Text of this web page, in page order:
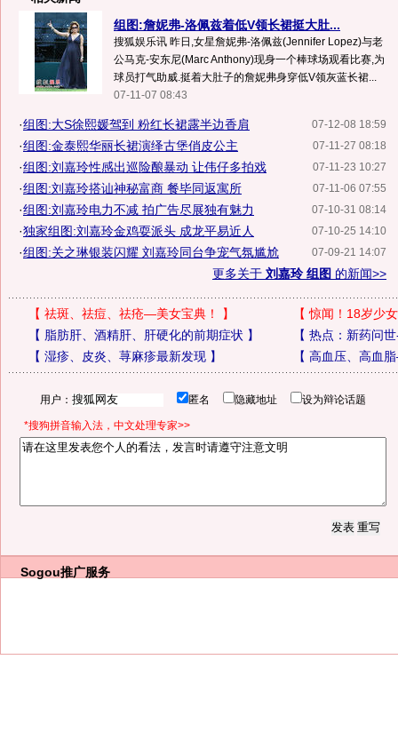
组图:詹妮弗-洛佩兹着低V领长裙挺大肚...
搜狐娱乐讯 昨日,女星詹妮弗-洛佩兹(Jennifer Lopez)与老
公马克-安东尼(Marc Anthony)现身一个棒球场观看比赛,为
球员打气助威.挺着大肚子的詹妮弗身穿低V领灰蓝长裙...
07-11-07 08:43
07-12-08 18:59
·组图:大S徐熙媛驾到 粉红长裙露半边香肩
07-11-27 08:18
·组图:金泰熙华丽长裙演绎古堡俏皮公主
07-11-23 10:27
·组图:刘嘉玲性感出巡险酿暴动 让伟仔多拍戏
07-11-06 07:55
·组图:刘嘉玲搭讪神秘富商 餐毕同返寓所
07-10-31 08:14
·组图:刘嘉玲电力不减 拍广告尽展独有魅力
07-10-25 14:10
·独家组图:刘嘉玲金鸡耍派头 成龙平易近人
07-09-21 14:07
·组图:关之琳银装闪耀 刘嘉玲同台争宠气氛尴尬
更多关于 刘嘉玲 组图 的新闻>>
【 祛斑、祛痘、祛疮—美女宝典！ 】 【惊闻！18岁少
【 脂肪肝、酒精肝、肝硬化的前期症状 】 【 热点：新药问
【 湿疹、皮炎、荨麻疹最新发现】 【 高血压、高血
用户： 匿名 隐藏地址 设为辩论话题
*搜狗拼音输入法，中文处理专家>>
Sogou推广服务